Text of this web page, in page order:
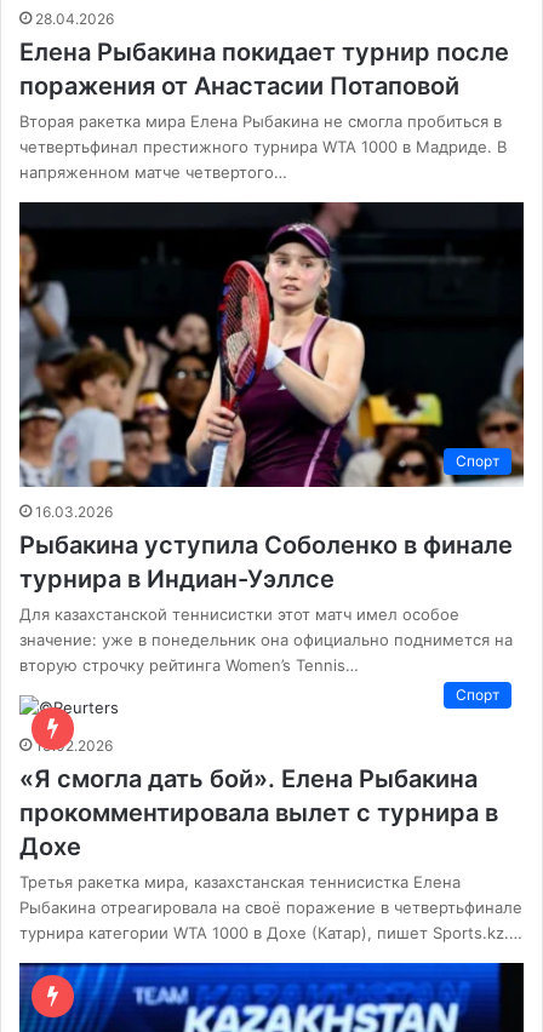
28.04.2026
Елена Рыбакина покидает турнир после
поражения от Анастасии Потаповой
Вторая ракетка мира Елена Рыбакина не смогла пробиться в
четвертьфинал престижного турнира WTA 1000 в Мадриде. В
напряженном матче четвертого…
Спорт
16.03.2026
Рыбакина уступила Соболенко в финале
турнира в Индиан-Уэллсе
Для казахстанской теннисистки этот матч имел особое
значение: уже в понедельник она официально поднимется на
вторую строчку рейтинга Women’s Tennis…
Спорт
13.02.2026
«Я смогла дать бой». Елена Рыбакина
прокомментировала вылет с турнира в
Дохе
Третья ракетка мира, казахстанская теннисистка Елена
Рыбакина отреагировала на своё поражение в четвертьфинале
турнира категории WTA 1000 в Дохе (Катар), пишет Sports.kz.…